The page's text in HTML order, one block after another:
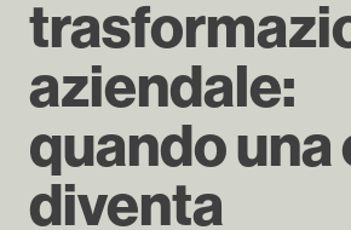
aziendale:
quando una
diventa